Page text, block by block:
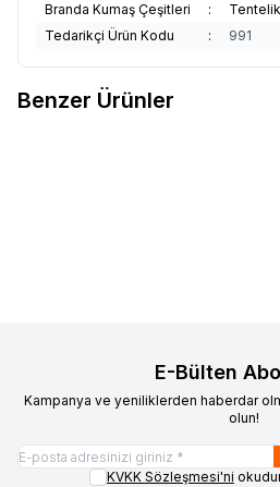
Branda Kumaş Çeşitleri
:
Tedarikçi Ürün Kodu
: 991
Benzer Ürünler
E-Bülten
Kampanya ve yeniliklerden haberdar
olun!
KVKK Sözleşmesi'ni